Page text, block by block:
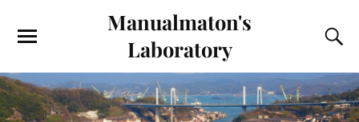
Manualmaton's
Laboratory